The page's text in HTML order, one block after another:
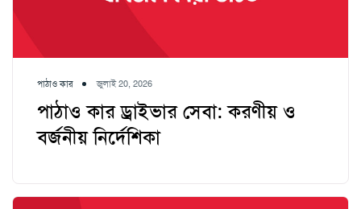
পাঠাও কার জুলাই 20, 2026
পাঠাও কার ড্রাইভার সেবা: করণীয় ও
বর্জনীয় নির্দেশিকা